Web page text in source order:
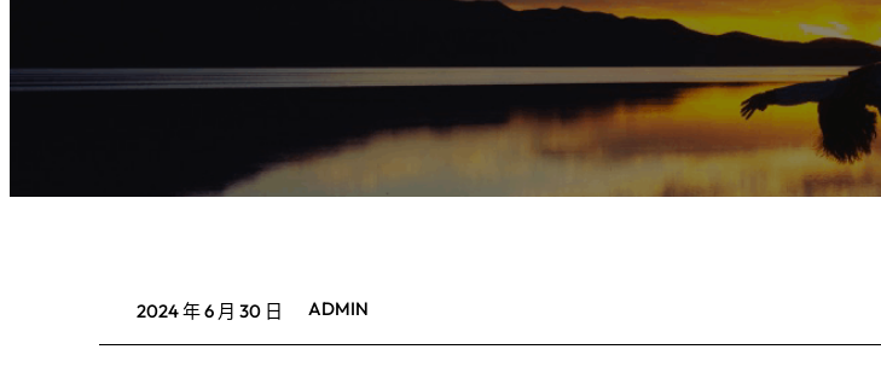
2024 年 6 月 30 日 ADMIN